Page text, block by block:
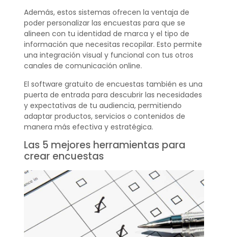
Además, estos sistemas ofrecen la ventaja de
poder personalizar las encuestas para que se
alineen con tu identidad de marca y el tipo de
información que necesitas recopilar. Esto permite
una integración visual y funcional con tus otros
canales de comunicación online.
El software gratuito de encuestas también es una
puerta de entrada para descubrir las necesidades
y expectativas de tu audiencia, permitiendo
adaptar productos, servicios o contenidos de
manera más efectiva y estratégica.
Las 5 mejores herramientas para
crear encuestas